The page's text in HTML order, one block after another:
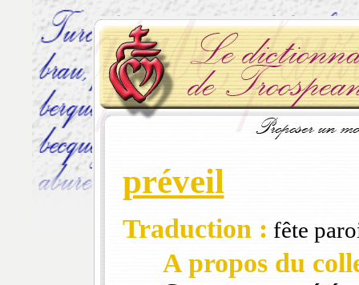
préveil
Traduction : fête
A propos du